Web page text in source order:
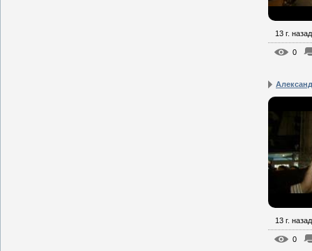
13 г. назад
0
13 г. назад
0